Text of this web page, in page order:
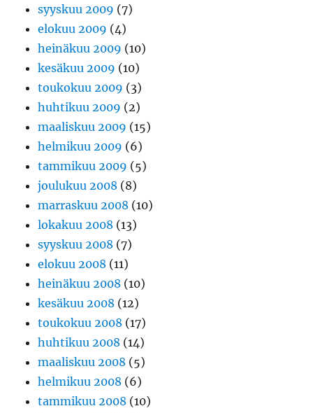
syyskuu 2009 (7)
elokuu 2009 (4)
heinäkuu 2009 (10)
kesäkuu 2009 (10)
toukokuu 2009 (3)
huhtikuu 2009 (2)
maaliskuu 2009 (15)
helmikuu 2009 (6)
tammikuu 2009 (5)
joulukuu 2008 (8)
marraskuu 2008 (10)
lokakuu 2008 (13)
syyskuu 2008 (7)
elokuu 2008 (11)
heinäkuu 2008 (10)
kesäkuu 2008 (12)
toukokuu 2008 (17)
huhtikuu 2008 (14)
maaliskuu 2008 (5)
helmikuu 2008 (6)
tammikuu 2008 (10)